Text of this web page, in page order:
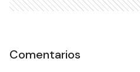
Comentarios